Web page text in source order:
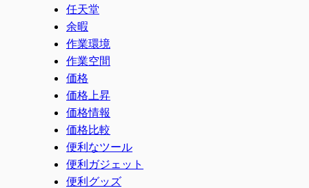
任天堂
余暇
作業環境
作業空間
価格
価格上昇
価格情報
価格比較
便利なツール
便利ガジェット
便利グッズ